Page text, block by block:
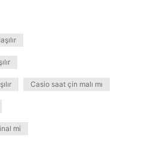
Casio saat çin malı mı
mi